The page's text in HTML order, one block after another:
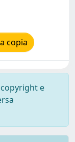
copia
e